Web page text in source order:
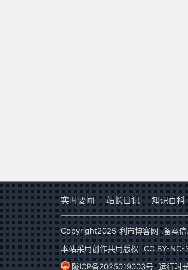
实时要闻 站长日记 知识百科
Copyright2025 利市博客网 .备案
本站采用创作共用版权 CC BY-NC-
陇ICP备2025019003号 运行时